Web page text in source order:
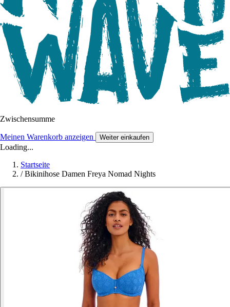
Zwischensumme
Meinen Warenkorb anzeigen Weiter einkaufen
Loading...
Startseite
/ Bikinihose Damen Freya Nomad Nights